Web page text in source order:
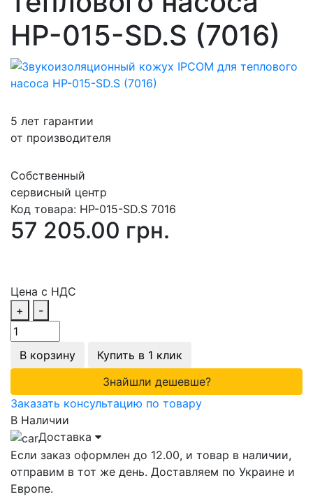
HP-015-SD.S (7016)
5 лет гарантии
от производителя
Собственный
сервисный центр
Код товара: HP-015-SD.S 7016
57 205.00 грн.
Цена с НДС
+
-
В корзину
Купить в 1 клик
Знайшли дешевше?
Заказать консультацию по товару
В Наличии
Доставка
Если заказ оформлен до 12.00, и товар в наличии,
отправим в тот же день. Доставляем по Украине и
Европе.